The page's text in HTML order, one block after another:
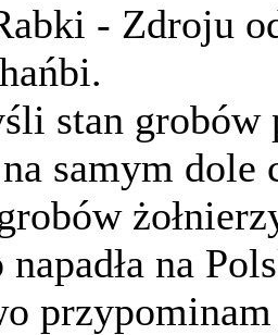
- Zdroju
stan
samym
na